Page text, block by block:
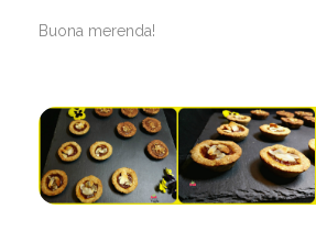
Buona merenda!